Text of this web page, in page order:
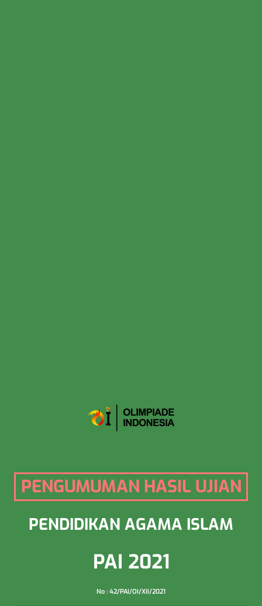
PENGUMUMAN HASIL UJIAN
PENDIDIKAN AGAMA ISLAM
PAI 2021
No : 42/PAI/OI/XII/2021